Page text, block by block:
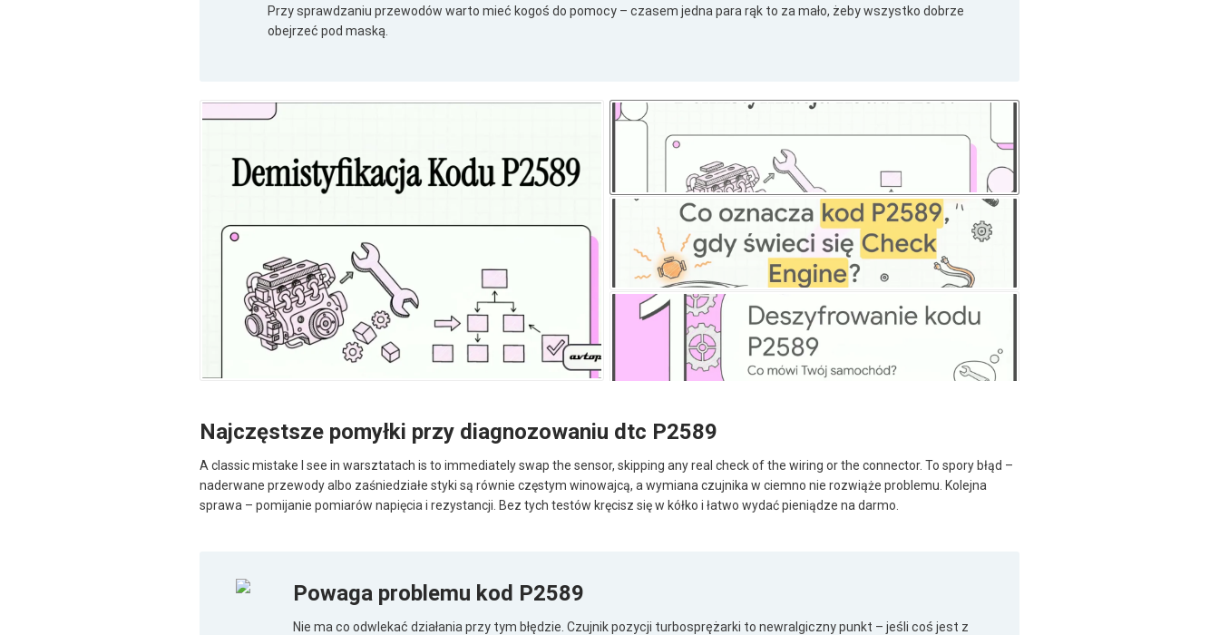
Przy sprawdzaniu przewodów warto mieć kogoś do pomocy – czasem jedna para rąk to za mało, żeby wszystko dobrze
obejrzeć pod maską.
Najczęstsze pomyłki przy diagnozowaniu dtc P2589
A classic mistake I see in warsztatach is to immediately swap the sensor, skipping any real check of the wiring or the connector. To spory błąd –
naderwane przewody albo zaśniedziałe styki są równie częstym winowajcą, a wymiana czujnika w ciemno nie rozwiąże problemu. Kolejna
sprawa – pomijanie pomiarów napięcia i rezystancji. Bez tych testów kręcisz się w kółko i łatwo wydać pieniądze na darmo.
Powaga problemu kod P2589
Nie ma co odwlekać działania przy tym błędzie. Czujnik pozycji turbosprężarki to newralgiczny punkt – jeśli coś jest z